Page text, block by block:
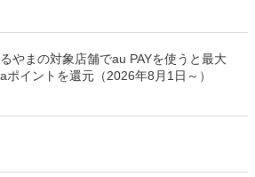
やまの対象店舗でau PAYを使うと最大
ポイントを還元（2026年8月1日～）